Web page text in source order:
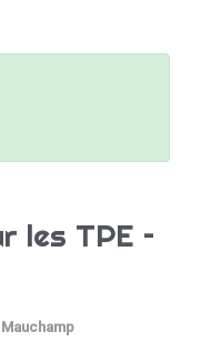
les TPE –